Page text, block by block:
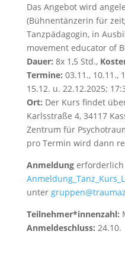
Das Angebot wird
(Bühnentänzerin für
Tanzpädagogin, in
movement educator of
Dauer: 8x 1,5 Std.,
Termine: 03.11., 10.11.,
15.12. u. 22.12.2025;
Ort: Der Kurs findet
Karlsstraße 4, 34117
Zentrum für
pro Termin wird dann
Anmeldung
unter
Teilnehmer*innenzahl:
Anmeldeschluss: 24.10.